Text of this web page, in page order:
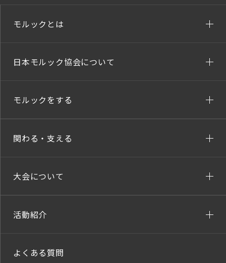
モルックとは
日本モルック協会について
モルックをする
関わる・支える
大会について
活動紹介
よくある質問